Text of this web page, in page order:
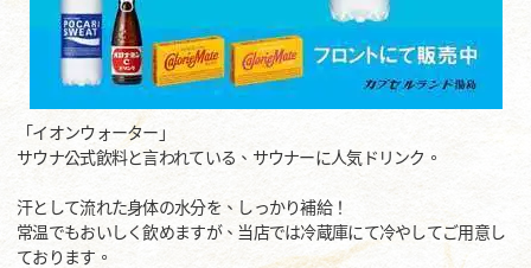
「イオンウォーター」
サウナ公式飲料と言われている、サウナーに人気ドリンク。
汗として流れた身体の水分を、しっかり補給！
常温でもおいしく飲めますが、当店では冷蔵庫にて冷やしてご用意し
ております。